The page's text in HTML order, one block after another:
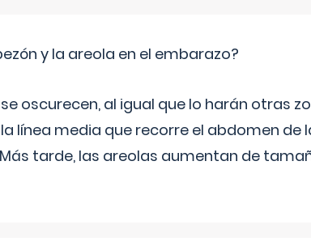
y la areola en el embarazo?
se oscurecen, al igual que lo harán otras
línea media que recorre el abdomen de
tarde, las areolas aumentan de